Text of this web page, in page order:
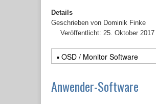
Details
Geschrieben von Dominik Finke
Veröffentlicht: 25. Oktober 2017
Anwender-Software